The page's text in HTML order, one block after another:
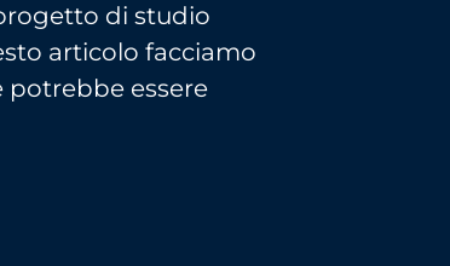
di studio
articolo facciamo
potrebbe essere